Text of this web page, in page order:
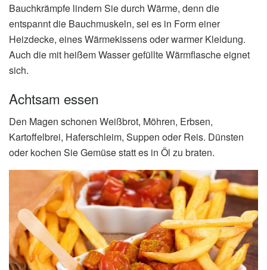
Bauchkrämpfe lindern Sie durch Wärme, denn die
entspannt die Bauchmuskeln, sei es in Form einer
Heizdecke, eines Wärmekissens oder warmer Kleidung.
Auch die mit heißem Wasser gefüllte Wärmflasche eignet
sich.
Achtsam essen
Den Magen schonen Weißbrot, Möhren, Erbsen,
Kartoffelbrei, Haferschleim, Suppen oder Reis. Dünsten
oder kochen Sie Gemüse statt es in Öl zu braten.